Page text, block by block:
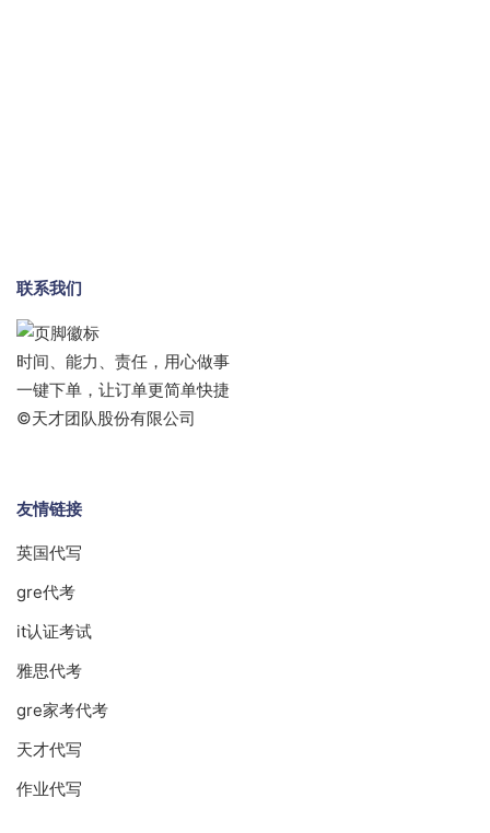
联系我们
时间、能力、责任，用心做事
一键下单，让订单更简单快捷
©天才团队股份有限公司
友情链接
英国代写
gre代考
it认证考试
雅思代考
gre家考代考
天才代写
作业代写